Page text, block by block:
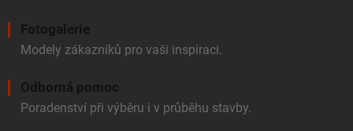
Fotogalerie
Modely zákazníků pro vaši inspiraci.
Odborná pomoc
Poradenství při výběru i v průběhu stavby.